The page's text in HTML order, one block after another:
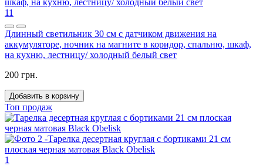
11
Длинный светильник 30 см с датчиком движения на
аккумуляторе, ночник на магните в коридор, спальню, шкаф,
на кухню, лестницу/ холодный белый свет
200 грн.
Добавить в корзину
Топ продаж
1